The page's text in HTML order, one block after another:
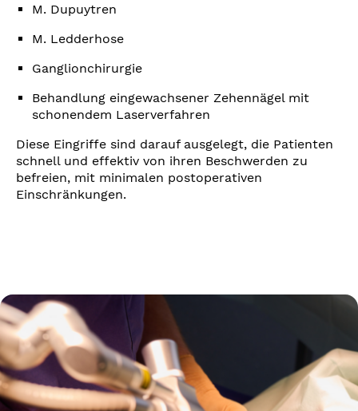
M. Dupuytren
M. Ledderhose
Ganglionchirurgie
Behandlung eingewachsener Zehennägel mit
schonendem Laserverfahren
Diese Eingriffe sind darauf ausgelegt, die Patienten
schnell und effektiv von ihren Beschwerden zu
befreien, mit minimalen postoperativen
Einschränkungen.